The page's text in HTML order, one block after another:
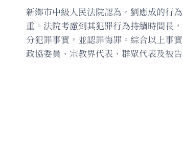
新鄉市中級人民法院認為，劉應成的行
重。法院考慮到其犯罪行為持續時間長
分犯罪事實，並認罪悔罪。綜合以上事
政協委員、宗教界代表、群眾代表及被